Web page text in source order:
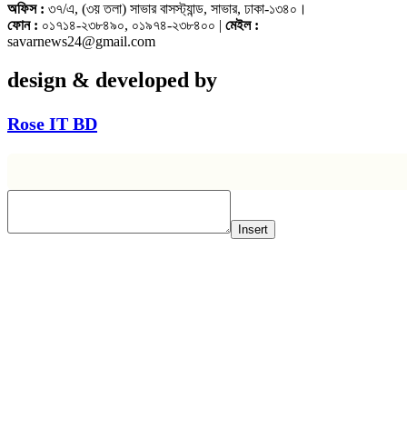
অফিস : ৩৭/এ, (৩য় তলা) সাভার বাসস্ট্যান্ড, সাভার, ঢাকা-১৩৪০।
ফোন : ০১৭১৪-২৩৮৪৯০, ০১৯৭৪-২৩৮৪০০ | মেইল :
savarnews24@gmail.com
design & developed by
Rose IT BD
Insert